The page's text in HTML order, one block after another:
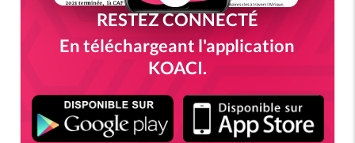
RESTEZ CONNECTÉ
En téléchargeant l'application
KOACI.